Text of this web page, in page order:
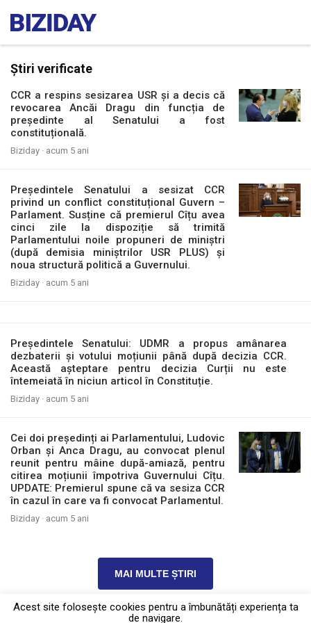
Știri verificate
CCR a respins sesizarea USR și a decis că
revocarea Ancăi Dragu din funcția de
președinte al Senatului a fost
constituțională.
Biziday · acum 5 ani
Președintele Senatului a sesizat CCR
privind un conflict constituțional Guvern –
Parlament. Susține că premierul Cîțu avea
cinci zile la dispoziție să trimită
Parlamentului noile propuneri de miniștri
(după demisia miniștrilor USR PLUS) și
noua structură politică a Guvernului.
Biziday · acum 5 ani
Președintele Senatului: UDMR a propus amânarea
dezbaterii și votului moțiunii până după decizia CCR.
Această așteptare pentru decizia Curții nu este
întemeiată în niciun articol în Constituție.
Biziday · acum 5 ani
Cei doi președinți ai Parlamentului, Ludovic
Orban și Anca Dragu, au convocat plenul
reunit pentru mâine după-amiază, pentru
citirea moțiunii împotriva Guvernului Cîțu.
UPDATE: Premierul spune că va sesiza CCR
în cazul în care va fi convocat Parlamentul.
Biziday · acum 5 ani
MAI MULTE ȘTIRI
Acest site foloseşte cookies pentru a îmbunătăți experiența ta
de navigare.